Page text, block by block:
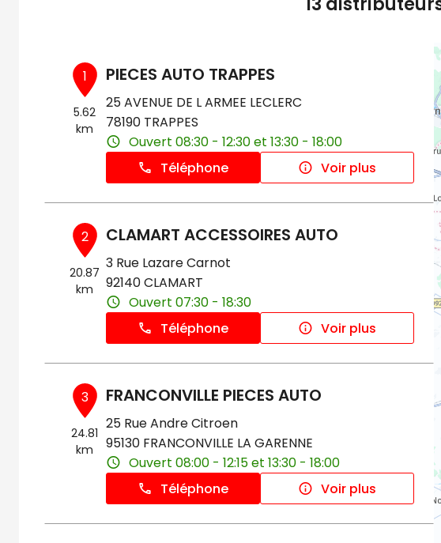
1
5.62
km
PIECES AUTO TRAPPES
25 AVENUE DE L ARMEE LECLERC
78190 TRAPPES
Ouvert 08:30 - 12:30 et 13:30 - 18:00
Téléphone
Voir plus
2
20.87
km
CLAMART ACCESSOIRES AUTO
3 Rue Lazare Carnot
92140 CLAMART
Ouvert 07:30 - 18:30
Téléphone
Voir plus
3
24.81
km
FRANCONVILLE PIECES AUTO
25 Rue Andre Citroen
95130 FRANCONVILLE LA GARENNE
Ouvert 08:00 - 12:15 et 13:30 - 18:00
Téléphone
Voir plus